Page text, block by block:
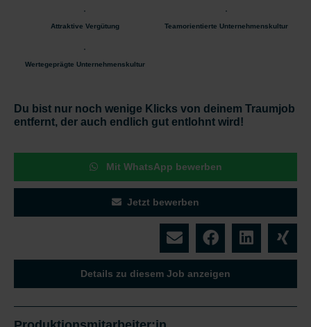
Attraktive Vergütung Teamorientierte Unternehmenskultur
Wertegeprägte Unternehmenskultur
Du bist nur noch wenige Klicks von deinem Traumjob
entfernt, der auch endlich gut entlohnt wird!
Mit WhatsApp bewerben
Jetzt bewerben
Details zu diesem Job anzeigen